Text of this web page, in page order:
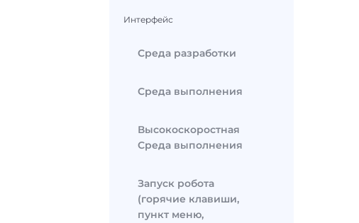
Интерфейс
Среда разработки
Среда выполнения
Высокоскоростная
Среда выполнения
Запуск робота
(горячие клавиши,
пункт меню,